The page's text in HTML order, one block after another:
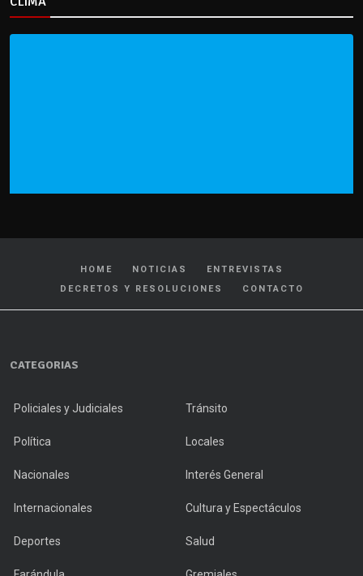
HOME NOTICIAS
ENTREVISTAS
DECRETOS Y RESOLUCIONES
CONTACTO
CATEGORIAS
Policiales y Judiciales Tránsito
Política Locales
Nacionales Interés General
Internacionales Cultura y Espectáculos
Deportes Salud